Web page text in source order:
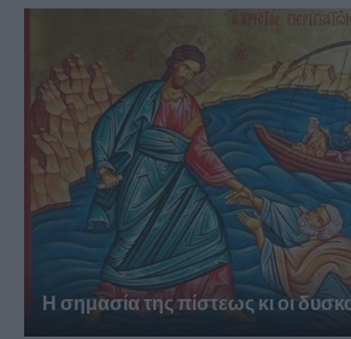
Η σημασία της πίστεως κι οι